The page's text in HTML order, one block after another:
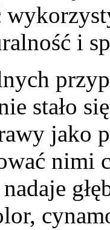
i
stało
jako
nimi